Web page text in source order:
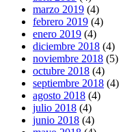
marzo 2019 (4)
febrero 2019 (4)
enero 2019 (4)
diciembre 2018 (4)
noviembre 2018 (5)
octubre 2018 (4)
septiembre 2018 (4)
agosto 2018 (4)
julio 2018 (4)
junio 2018 (4)